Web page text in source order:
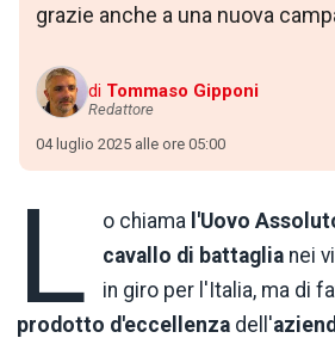
grazie anche a una nuova
di Tommaso Gipponi
Redattore
04 luglio 2025 alle ore 05:00
L o chiama l'Uovo
cavallo di battaglia nei
in giro per l'Italia, ma di
prodotto d'eccellenza dell'